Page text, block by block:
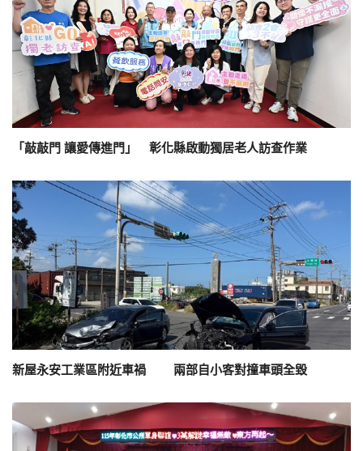
「敲敲門 讓愛傳進門」 彰化縣啟動獨居老人訪查作業
新屋永安工業區附近車禍 兩部自小客對撞車頭全毀